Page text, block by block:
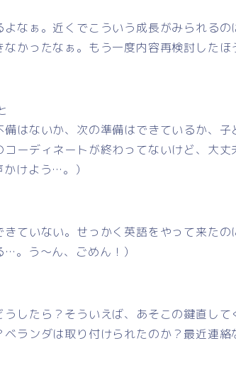
なぁ。近くでこういう成長がみられるの
かったなぁ。もう一度内容再検討したほ
はないか、次の準備はできているか、子
ーディネートが終わってないけど、大丈
けよう…。）
ていない。せっかく英語をやって来たの
。う～ん、ごめん！）
したら？そういえば、あそこの鍵直して
ランダは取り付けられたのか？最近連絡